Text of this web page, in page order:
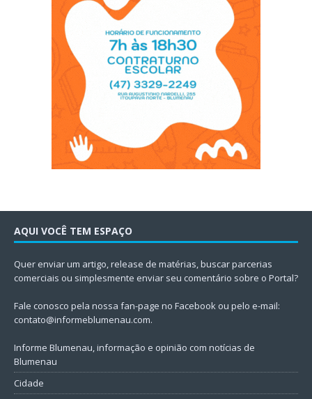
AQUI VOCÊ TEM ESPAÇO
Quer enviar um artigo, release de matérias, buscar parcerias
comerciais ou simplesmente enviar seu comentário sobre o Portal?
Fale conosco pela nossa fan-page no Facebook ou pelo e-mail:
contato@informeblumenau.com.
Informe Blumenau, informação e opinião com notícias de
Blumenau
Cidade